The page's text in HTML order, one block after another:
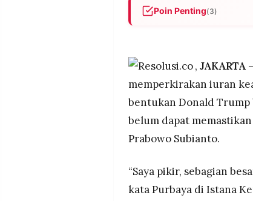
Poin Penting(3)
Gaza yang rusak akibat
Pemerintah belum
mekanisme
, JAKARTA
memperkirakan iuran
bentukan Donald Trump
belum dapat
Prabowo Subianto.
“Saya pikir, sebagian
kata Purbaya di Istana